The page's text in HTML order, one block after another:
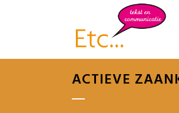
ACTIEVE